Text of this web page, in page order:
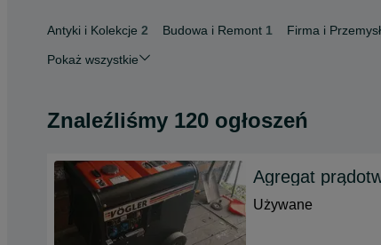
Antyki i Kolekcje 2 Budowa i Remont 1 Firma i Przemysł
Pokaż wszystkie
Znaleźliśmy 120 ogłoszeń
Agregat
Używane